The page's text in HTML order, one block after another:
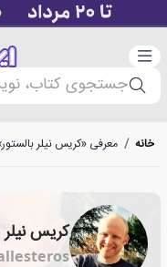
دسته‌بندی
جستجوی کتاب،
خانه / معرفی «کریس نیلر
کریس نیلر